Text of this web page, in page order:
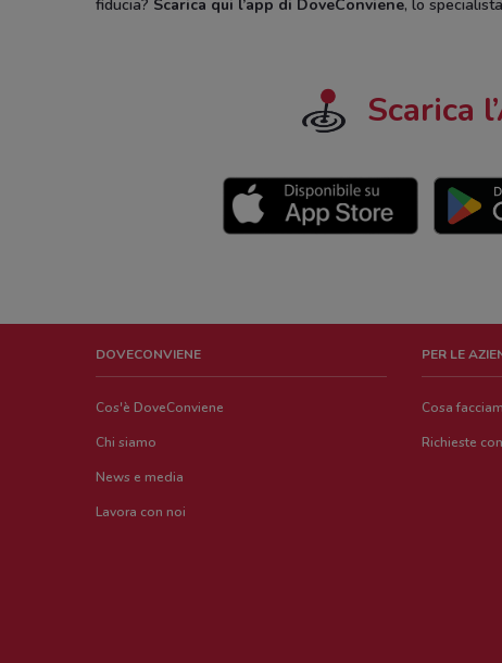
fiducia? Scarica qui l’app di DoveConviene, lo
Scarica
DOVECONVIENE
Cos'è DoveConviene
Chi siamo
News e media
Lavora con noi
PER LE
Cosa
Richieste